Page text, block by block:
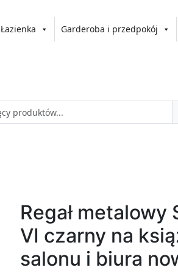
Łazienka Garderoba i przedpokój
Regał metalowy
VI czarny na
salonu i biura